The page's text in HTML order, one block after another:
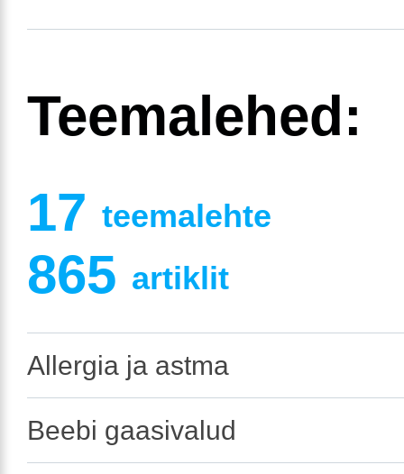
Teemalehed:
17 teemalehte
865 artiklit
Allergia ja astma
Beebi gaasivalud